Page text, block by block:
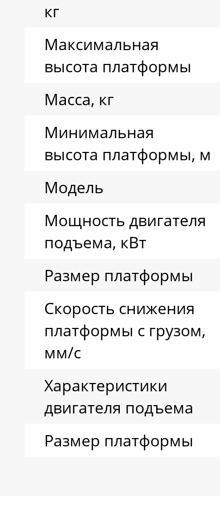
кг
Максимальная
высота платформы
Масса, кг
Минимальная
высота платформы, м
Модель
Мощность двигателя
подъема, кВт
Размер платформы
Скорость снижения
платформы с грузом,
мм/с
Характеристики
двигателя подъема
Размер платформы